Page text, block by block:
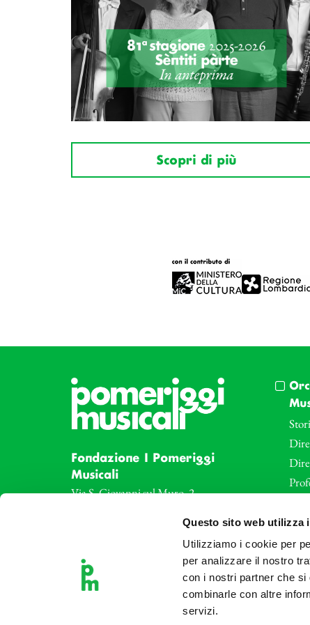
Questo sito web utilizza
Utilizziamo i cookie per
per analizzare il nostro
con i nostri partner che si
combinarle con altre
servizi.
Scopri di più
Fondazione I Pomeriggi
Musicali
Via S. Giovanni sul Muro, 2
Tel: +39 02 87905
Teatro Dal Verme
Via S. Giovanni sul Muro, 2
Le
Art